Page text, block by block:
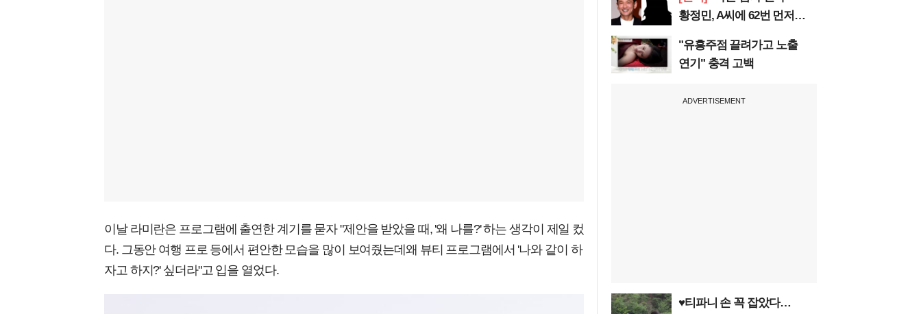
이날 라미란은 프로그램에 출연한 계기를 묻자 "제안을 받았을 때, '왜 나를?' 하는 생각이 제일 컸
다. 그동안 여행 프로 등에서 편안한 모습을 많이 보여줬는데왜 뷰티 프로그램에서 '나와 같이 하
자고 하지?' 싶더라"고 입을 열었다.
황정민, A씨에 62번 먼저
"유흥주점 끌려가고 노출
연기" 충격 고백
ADVERTISEMENT
♥티파니 손 꼭 잡았다…